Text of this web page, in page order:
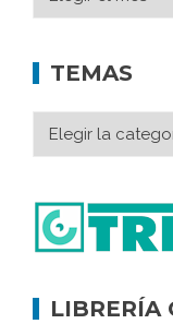
TEMAS
LIBRERÍA